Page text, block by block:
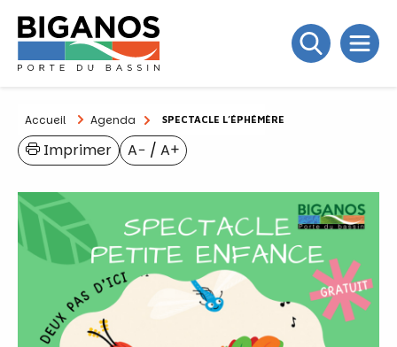
Accueil Agenda SPECTACLE L’ÉPHÉMÈRE
A− / A+
Imprimer